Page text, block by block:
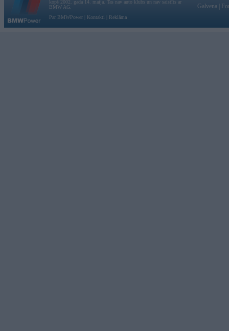
kopš 2002. gada 14. maija. Tas nav auto klubs un nav saistīts ar
BMW AG.
Par BMWPower
Kontakti Reklāma
Galvena